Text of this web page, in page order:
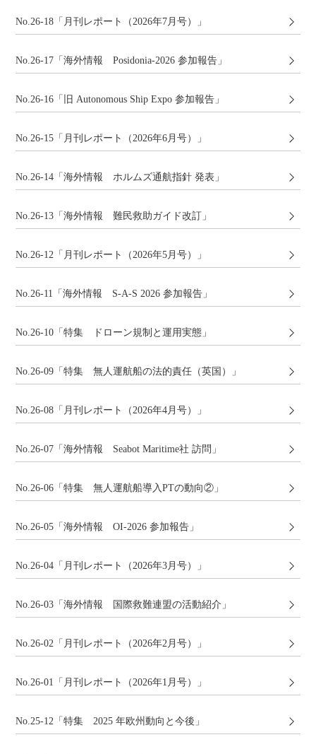
No.26-18「月刊レポート（2026年7月号）」
No.26-17「海外情報 Posidonia-2026 参加報告」
No.26-16「旧 Autonomous Ship Expo 参加報告」
No.26-15「月刊レポート（2026年6月号）」
No.26-14「海外情報 ホルムズ通航指針 発表」
No.26-13「海外情報 難民救助ガイド改訂」
No.26-12「月刊レポート（2026年5月号）」
No.26-11「海外情報 S-A-S 2026 参加報告」
No.26-10「特集 ドローン規制と運用実態」
No.26-09「特集 無人運航船の法的責任（英国）」
No.26-08「月刊レポート（2026年4月号）」
No.26-07「海外情報 Seabot Maritime社 訪問」
No.26-06「特集 無人運航船導入PTの動向②」
No.26-05「海外情報 OI-2026 参加報告」
No.26-04「月刊レポート（2026年3月号）」
No.26-03「海外情報 国際救難連盟の活動紹介」
No.26-02「月刊レポート（2026年2月号）」
No.26-01「月刊レポート（2026年1月号）」
No.25-12「特集 2025 年欧州動向と今後」